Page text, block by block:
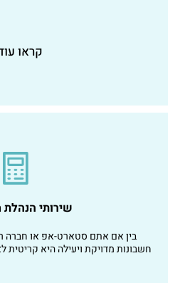
קראו
שירותי הנהלת
בין אם אתם סטארט-אפ או חברה
חשבונות מדויקת ויעילה היא קריטית